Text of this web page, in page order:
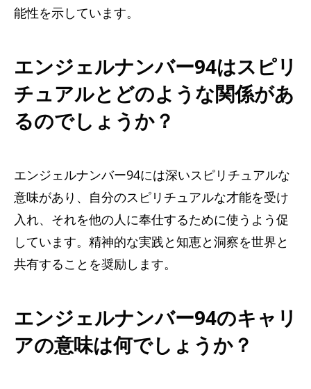
能性を示しています。
エンジェルナンバー94はスピリ
チュアルとどのような関係があ
るのでしょうか？
エンジェルナンバー94には深いスピリチュアルな
意味があり、自分のスピリチュアルな才能を受け
入れ、それを他の人に奉仕するために使うよう促
しています。精神的な実践と知恵と洞察を世界と
共有することを奨励します。
エンジェルナンバー94のキャリ
アの意味は何でしょうか？